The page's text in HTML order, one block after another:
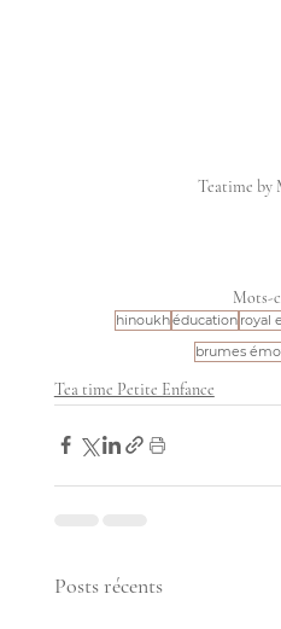
Teatime by
Mots-
hinoukhéducation royal
brumes
Tea time Petite Enfance
Posts récents